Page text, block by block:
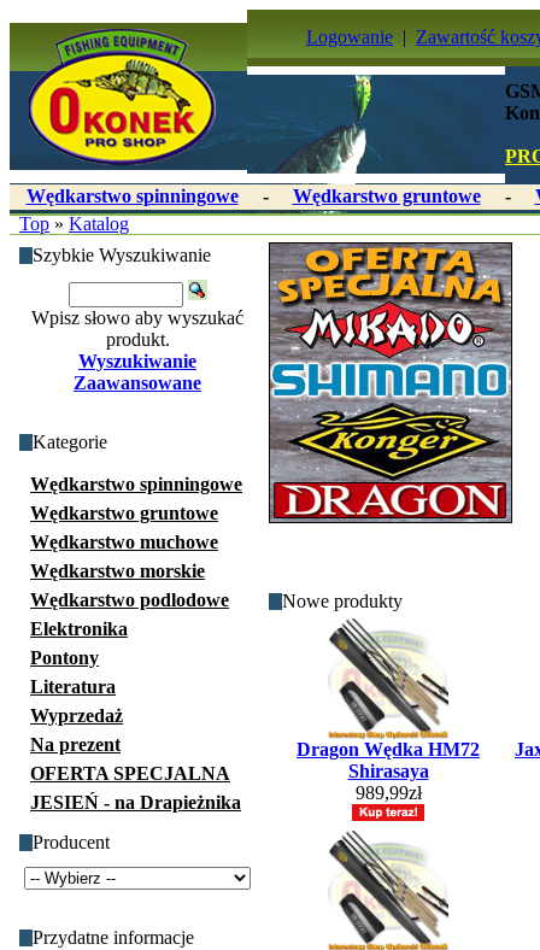
Logowanie | Zawartość
Wędkarstwo spinningowe- Wędkarstwo gruntowe-
Top » Katalog
Szybkie Wyszukiwanie
Wpisz słowo aby wyszukać
produkt.
Wyszukiwanie
Zaawansowane
Kategorie
Wędkarstwo spinningowe
Wędkarstwo gruntowe
Wędkarstwo muchowe
Wędkarstwo morskie
Wędkarstwo podlodowe
Elektronika
Pontony
Literatura
Wyprzedaż
Na prezent
OFERTA SPECJALNA
JESIEŃ - na Drapieżnika
Producent
Przydatne informacje
Nowe produkty
Dragon Wędka HM72
Shirasaya
989,99zł